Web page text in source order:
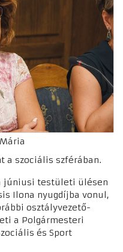
a szociális szférában.
júniusi testületi ülésen
Ilona nyugdíjba vonul,
osztályvezető-
a Polgármesteri
és Sport